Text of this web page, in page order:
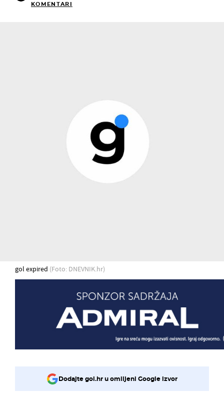
KOMENTARI
gol expired (Foto: DNEVNIK.hr)
Dodajte gol.hr u omiljeni Google izvor